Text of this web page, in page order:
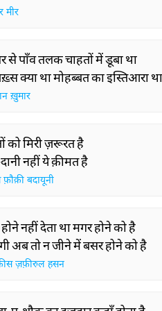
मीर
से पाँव तलक चाहतों में डूबा था
क्या था मोहब्बत का इस्तिआरा था
ख़ुमार
को मिरी ज़रूरत है
नहीं ये क़ीमत है
बदायूनी
नहीं देता था मगर होने को है
अब तो न जीने में बसर होने को है
ज़फ़ीरुल हसन